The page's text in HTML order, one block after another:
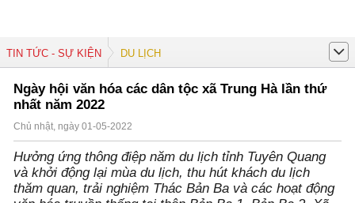
TIN TỨC - SỰ KIỆN DU LỊCH
Ngày hội văn hóa các dân tộc xã Trung Hà lần thứ
nhất năm 2022
Chủ nhật, ngày 01-05-2022
Hưởng ứng thông điệp năm du lịch tỉnh Tuyên Quang
và khởi động lại mùa du lịch, thu hút khách du lịch
thăm quan, trải nghiệm Thác Bản Ba và các hoạt động